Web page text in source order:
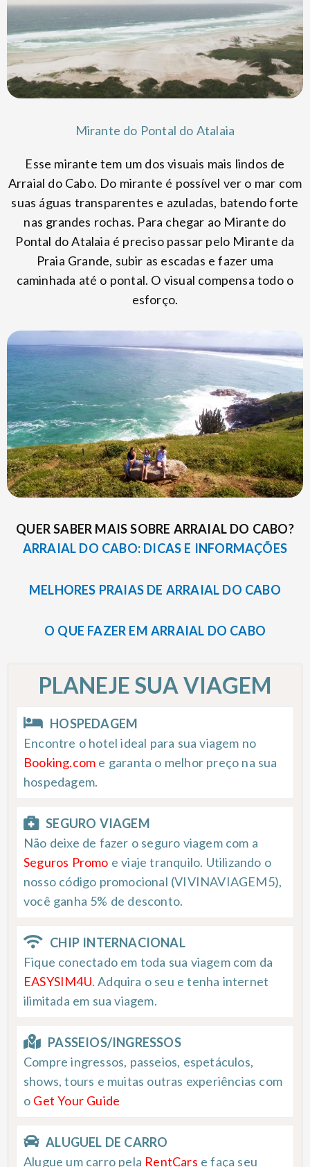
Mirante do Pontal do Atalaia
Esse mirante tem um dos visuais mais lindos de
Arraial do Cabo. Do mirante é possível ver o mar com
suas águas transparentes e azuladas, batendo forte
nas grandes rochas. Para chegar ao Mirante do
Pontal do Atalaia é preciso passar pelo Mirante da
Praia Grande, subir as escadas e fazer uma
caminhada até o pontal. O visual compensa todo o
esforço.
QUER SABER MAIS SOBRE ARRAIAL DO CABO?
ARRAIAL DO CABO: DICAS E INFORMAÇÕES
MELHORES PRAIAS DE ARRAIAL DO CABO
O QUE FAZER EM ARRAIAL DO CABO
PLANEJE SUA VIAGEM
HOSPEDAGEM
Encontre o hotel ideal para sua viagem no
Booking.com e garanta o melhor preço na sua
hospedagem.
SEGURO VIAGEM
Não deixe de fazer o seguro viagem com a
Seguros Promo e viaje tranquilo. Utilizando o
nosso código promocional (VIVINAVIAGEM5),
você ganha 5% de desconto.
CHIP INTERNACIONAL
Fique conectado em toda sua viagem com da
EASYSIM4U. Adquira o seu e tenha internet
ilimitada em sua viagem.
PASSEIOS/INGRESSOS
Compre ingressos, passeios, espetáculos,
shows, tours e muitas outras experiências com
o Get Your Guide
ALUGUEL DE CARRO
Alugue um carro pela RentCars e faça seu